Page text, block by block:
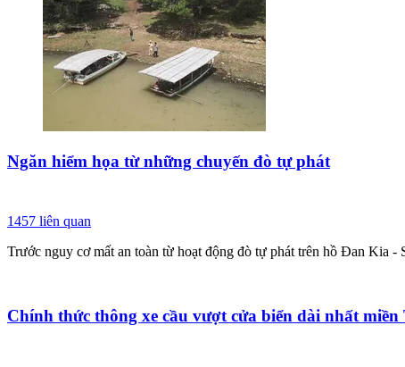
Ngăn hiểm họa từ những chuyến đò tự phát
1457 liên quan
Trước nguy cơ mất an toàn từ hoạt động đò tự phát trên hồ Đan Kia
Chính thức thông xe cầu vượt cửa biển dài nhất